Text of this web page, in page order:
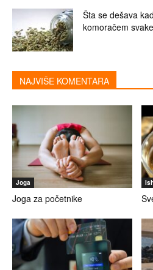
Šta se dešava
komoračem
NAJVIŠE KOMENTARA
Joga
Joga za početnike